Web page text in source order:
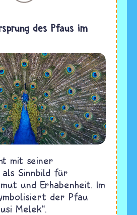
des Pfaus im
mit seiner
als Sinnbild für
und Erhabenheit. Im
der Pfau
Melek“.